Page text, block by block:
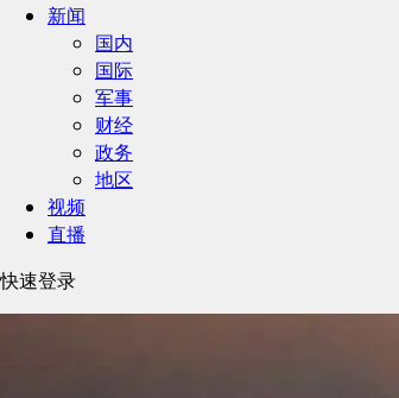
新闻
国内
国际
军事
财经
政务
地区
视频
直播
快速登录